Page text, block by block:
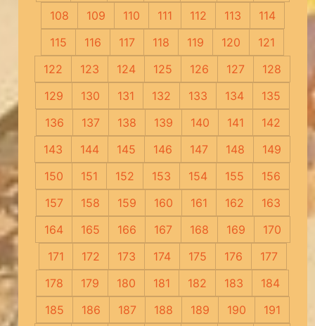
108
109 110 111 112 113
114
115
116 117 118 119 120
121
122
123 124 125 126 127
128
129
130 131 132 133 134
135
136
137 138 139 140 141
142
143
144 145 146 147 148
149
150
151 152 153 154 155
156
157
158 159 160 161 162
163
164
165 166 167 168 169
170
171
172 173 174 175 176
177
178
179 180 181 182 183
184
185
186 187 188 189 190
191